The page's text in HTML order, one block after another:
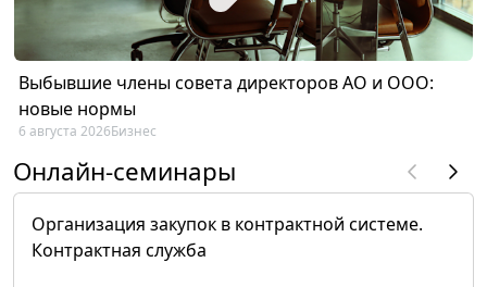
Выбывшие члены совета директоров АО и ООО:
новые нормы
6 августа 2026Бизнес
Онлайн-семинары
Организация закупок в контрактной системе.
Контрактная служба